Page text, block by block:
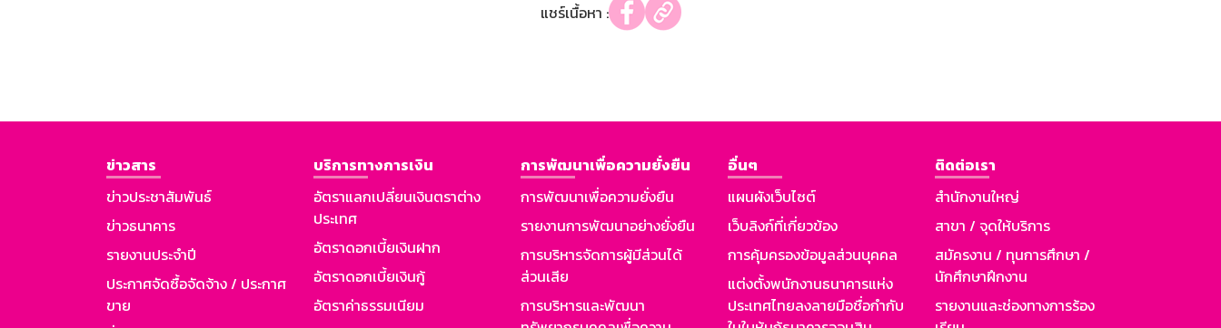
แชร์เนื้อหา :
ข่าวสาร
ข่าวประชาสัมพันธ์
ข่าวธนาคาร
รายงานประจำปี
ประกาศจัดซื้อจัดจ้าง / ประกาศ
ขาย
บริการทางการเงิน
อัตราแลกเปลี่ยนเงินตราต่าง
ประเทศ
อัตราดอกเบี้ยเงินฝาก
อัตราดอกเบี้ยเงินกู้
อัตราค่าธรรมเนียม
การพัฒนาเพื่อความยั่งยืน
การพัฒนาเพื่อความยั่งยืน
รายงานการพัฒนาอย่างยั่งยืน
การบริหารจัดการผู้มีส่วนได้
ส่วนเสีย
การบริหารและพัฒนา
อื่นๆ
แผนผังเว็บไซต์
เว็บลิงก์ที่เกี่ยวข้อง
การคุ้มครองข้อมูลส่วนบุคคล
แต่งตั้งพนักงานธนาคารแห่ง
ประเทศไทยลงลายมือชื่อกำกับ
ติดต่อเรา
สำนักงานใหญ่
สาขา / จุดให้บริการ
สมัครงาน / ทุนการศึกษา /
นักศึกษาฝึกงาน
รายงานและช่องทางการร้อง